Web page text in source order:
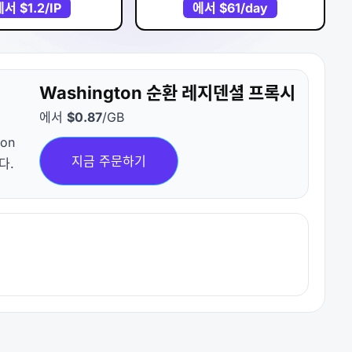
서 $1.2/IP 에서 $61/day
.
Washington 순환 레지덴셜 프록시
에서 $0.87/GB
지금 주문하기